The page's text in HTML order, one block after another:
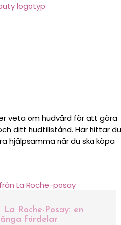
veta om hudvård för att göra
ditt hudtillstånd. Här hittar du
hjälpsamma när du ska köpa
Roche-Posay: en
fördelar